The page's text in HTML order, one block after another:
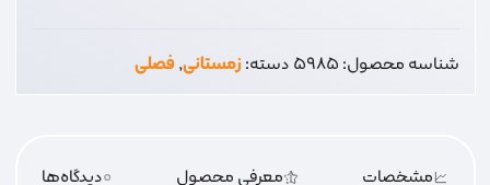
عدد
شناسه محصول:5985دسته:زمستانی,فصلی
مشخصات معرفی محصول 0دیدگاه‌‌ها